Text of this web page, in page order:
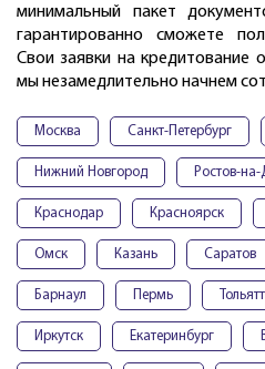
минимальный пакет
гарантированно сможете
Свои заявки на кредитование
мы незамедлительно начнем
Москва Санкт-Петербург
Нижний Новгород Ростов-
Краснодар Красноярск
Омск Казань Саратов
Барнаул Пермь
Иркутск Екатеринбург